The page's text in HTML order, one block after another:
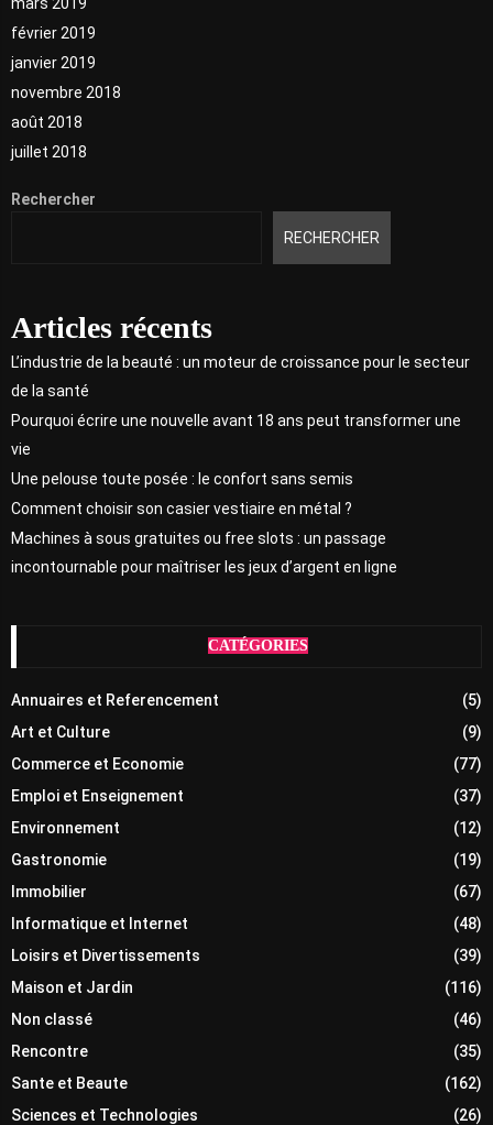
février 2019
janvier 2019
novembre 2018
août 2018
juillet 2018
Rechercher
RECHERCHER
Articles récents
L’industrie de la beauté : un moteur de croissance pour le secteur
de la santé
Pourquoi écrire une nouvelle avant 18 ans peut transformer une
vie
Une pelouse toute posée : le confort sans semis
Comment choisir son casier vestiaire en métal ?
Machines à sous gratuites ou free slots : un passage
incontournable pour maîtriser les jeux d’argent en ligne
CATÉGORIES
Annuaires et Referencement
(5)
Art et Culture
(9)
Commerce et Economie
(77)
Emploi et Enseignement
(37)
Environnement
(12)
Gastronomie
(19)
Immobilier
(67)
Informatique et Internet
(48)
Loisirs et Divertissements
(39)
Maison et Jardin
(116)
Non classé
(46)
Rencontre
(35)
Sante et Beaute
(162)
Sciences et Technologies
(26)